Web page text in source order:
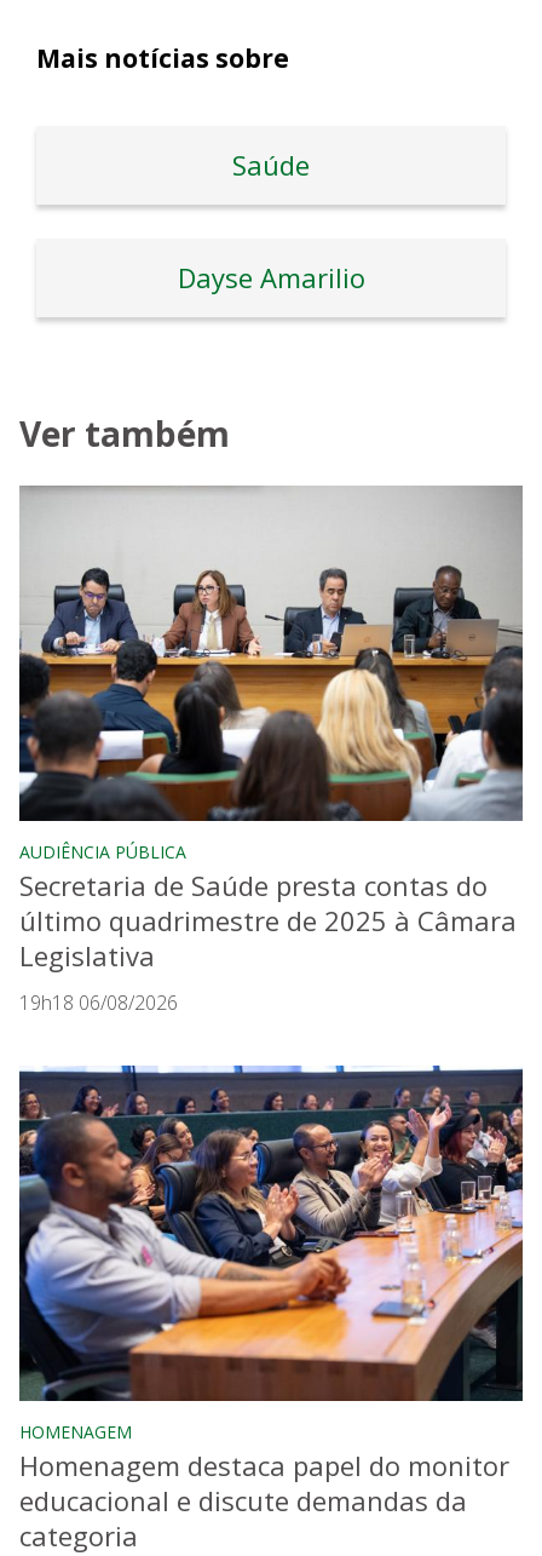
Mais notícias sobre
Saúde
Dayse Amarilio
Ver também
AUDIÊNCIA PÚBLICA
Secretaria de Saúde presta contas do
último quadrimestre de 2025 à Câmara
Legislativa
19h18 06/08/2026
HOMENAGEM
Homenagem destaca papel do monitor
educacional e discute demandas da
categoria